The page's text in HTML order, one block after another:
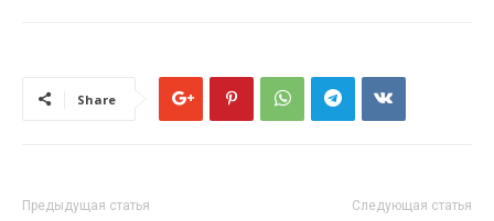
Share
Предыдущая статья Следующая статья